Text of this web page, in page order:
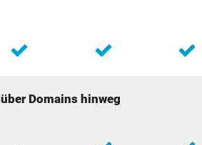
Domains hinweg